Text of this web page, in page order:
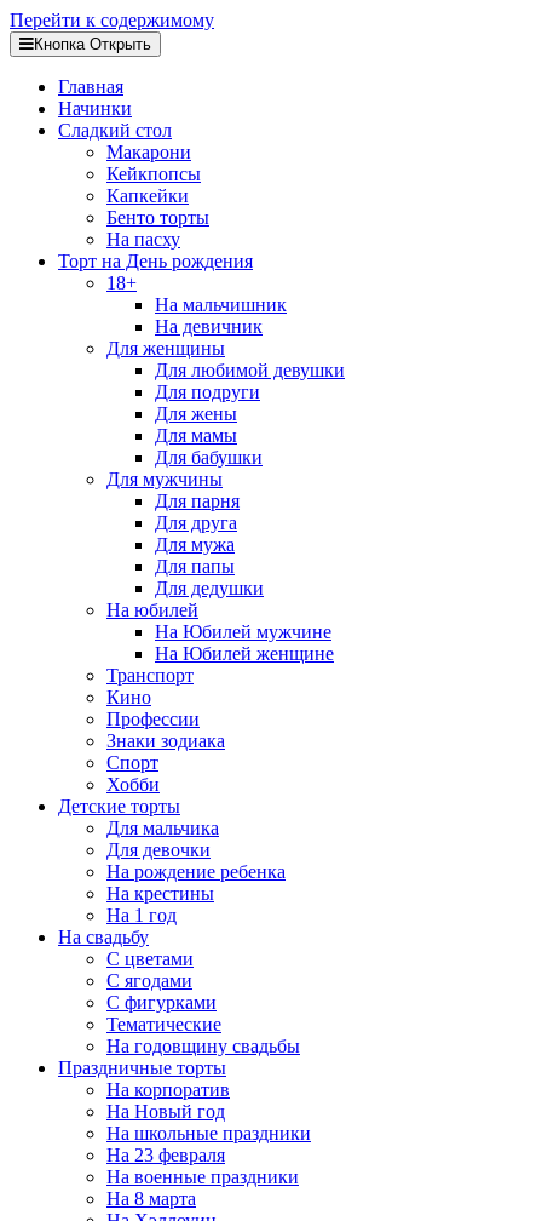
Перейти к содержимому
Кнопка Открыть
Главная
Начинки
Сладкий стол
Макарони
Кейкпопсы
Капкейки
Бенто торты
На пасху
Торт на День рождения
18+
На мальчишник
На девичник
Для женщины
Для любимой девушки
Для подруги
Для жены
Для мамы
Для бабушки
Для мужчины
Для парня
Для друга
Для мужа
Для папы
Для дедушки
На юбилей
На Юбилей мужчине
На Юбилей женщине
Транспорт
Кино
Профессии
Знаки зодиака
Спорт
Хобби
Детские торты
Для мальчика
Для девочки
На рождение ребенка
На крестины
На 1 год
На свадьбу
С цветами
С ягодами
С фигурками
Тематические
На годовщину свадьбы
Праздничные торты
На корпоратив
На Новый год
На школьные праздники
На 23 февраля
На военные праздники
На 8 марта